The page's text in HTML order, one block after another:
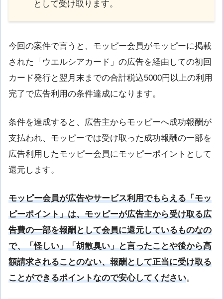
として受け取ります。
今回の案件で言うと、モッピー会員がモッピーに掲載
された「ウエルシアカード」の広告を経由しての初回
カード発行と翌月末までの合計税込5000円以上の利用
完了で広告利用の条件達成になります。
条件を達成すると、広告主からモッピーへ成功報酬が
支払われ、モッピーでは受け取った成功報酬の一部を
広告利用したモッピー会員にモッピーポイントとして
還元します。
モッピー会員が広告やサービス利用でもらえる「モッ
ピーポイント」は、モッピーが広告主から受け取る広
告費の一部を報酬として会員に還元しているものなの
で、「怪しい」「胡散臭い」と言ったことや後から高
額請求されることのない、報酬として正当に受け取る
ことができるポイントなので安心してください。